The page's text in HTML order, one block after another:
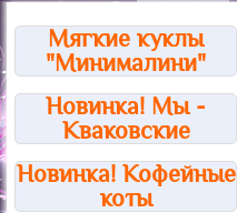
Мягкие куклы
"Минималини"
Новинка! Мы -
Кваковские
Новинка! Кофейные
коты